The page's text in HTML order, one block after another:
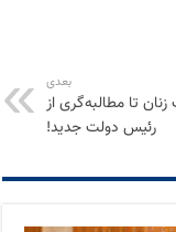
بعدی
تا مطالبه‌گری از
رئیس دولت جدید!